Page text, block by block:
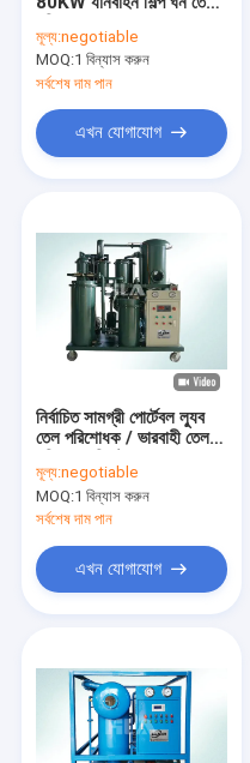
পণ্য
আমাদের সম্পর্কে
মূল্য:negotiable
MOQ:1 বিন্যাস করুন
সর্বশেষ দাম পান
এখন যোগাযোগ
নির্বাচিত সামগ্রী পোর্টেবল ল্যুব
তেল পরিশোধক / ভারবাহী তেল
মূল্য:negotiable
MOQ:1 বিন্যাস করুন
সর্বশেষ দাম পান
এখন যোগাযোগ